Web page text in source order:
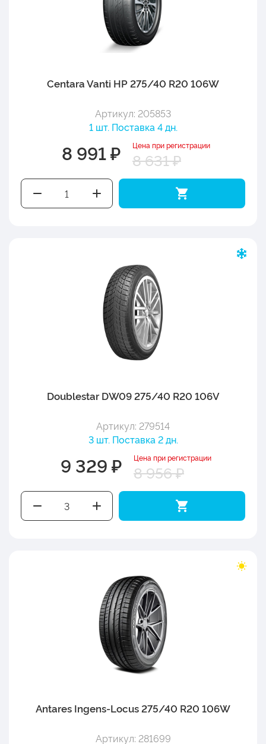
Centara Vanti HP 275/40 R20 106W
Артикул: 205853
1 шт. Поставка 4 дн.
8 991 ₽ Цена при регистрации
8 631 ₽
Doublestar DW09 275/40 R20 106V
Артикул: 279514
3 шт. Поставка 2 дн.
9 329 ₽ Цена при регистрации
8 956 ₽
Antares Ingens-Locus 275/40 R20 106W
Артикул: 281699